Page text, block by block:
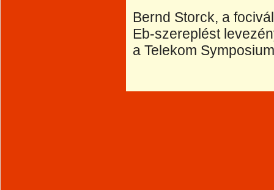
Bernd Storck, a
Eb-szereplést
a Telekom